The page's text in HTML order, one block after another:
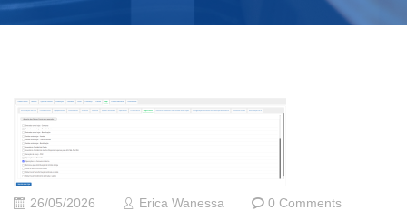
26/05/2026 Erica Wanessa 0 Comments